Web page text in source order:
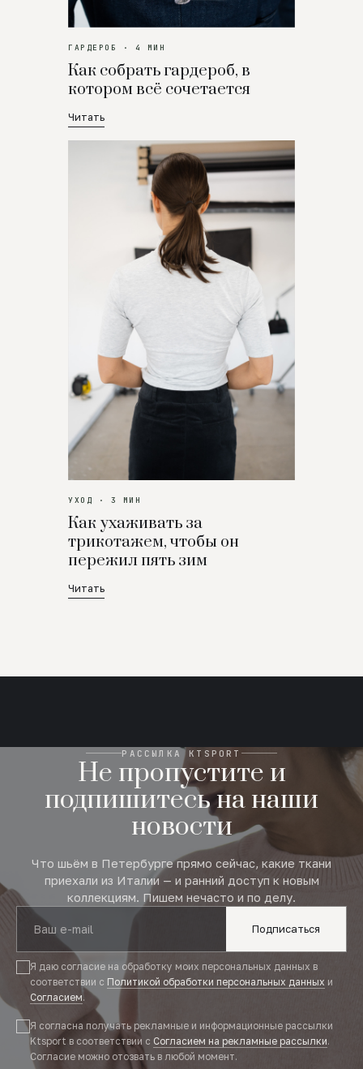
ГАРДЕРОБ · 4 МИН
Как собрать гардероб, в
котором всё сочетается
Читать
УХОД · 3 МИН
Как ухаживать за
трикотажем, чтобы он
пережил пять зим
Читать
РАССЫЛКА KTSPORT
Не пропустите и
подпишитесь на наши
новости
Что шьём в Петербурге прямо сейчас, какие ткани
приехали из Италии — и ранний доступ к новым
коллекциям. Пишем нечасто и по делу.
Подписаться
Я даю согласие на обработку моих персональных данных в
соответствии с Политикой обработки персональных данных и
Согласием.
Я согласна получать рекламные и информационные рассылки
Ktsport в соответствии с Согласием на рекламные рассылки.
Согласие можно отозвать в любой момент.